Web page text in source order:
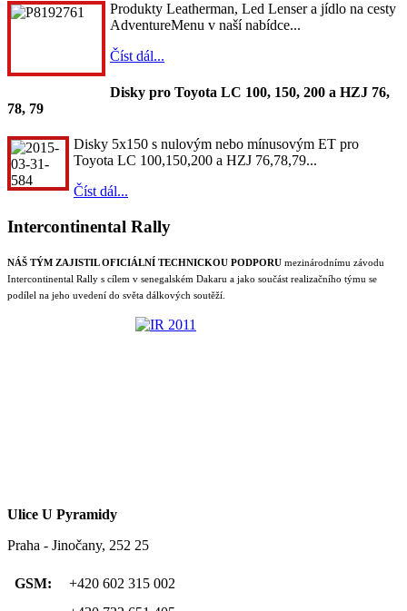
Produkty Leatherman, Led Lenser a jídlo na cesty
AdventureMenu v naší nabídce...
Číst dál...
Disky pro Toyota LC 100, 150, 200 a HZJ 76,
78, 79
Disky 5x150 s nulovým nebo mínusovým ET pro
Toyota LC 100,150,200 a HZJ 76,78,79...
Číst dál...
Intercontinental Rally
NÁŠ TÝM ZAJISTIL OFICIÁLNÍ TECHNICKOU PODPORU mezinárodnímu závodu
Intercontinental Rally s cílem v senegalském Dakaru a jako součást realizačního týmu se
podílel na jeho uvedení do světa dálkových soutěží.
Ulice U Pyramidy
Praha - Jinočany, 252 25
GSM:
+420 602 315 002